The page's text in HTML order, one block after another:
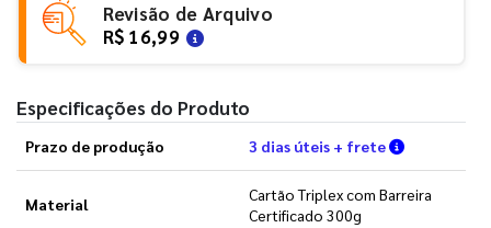
Revisão de Arquivo
R$ 16,99
Especificações do Produto
Prazo de produção 3 dias úteis + frete Verifique
Material
Cartão Triplex com Barreira
Certificado 300g